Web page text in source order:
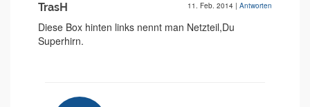
TrasH 11. Feb. 2014 | Antworten
Diese Box hinten links nennt man Netzteil,Du
Superhirn.